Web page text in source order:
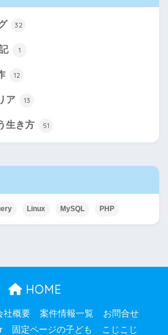
32
1
12
ア 13
生き方 51
Linux MySQL PHP
HOME
社概要 案件情報一覧
お問合せ
固定ページの子ども こじこじ